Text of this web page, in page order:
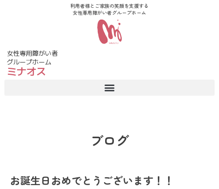
利用者様とご家族の笑顔を支援する
女性専用障がい者グループホーム
女性専用障がい者
グループホーム
ミナオス
ブログ
お誕生日おめでとうございます！！